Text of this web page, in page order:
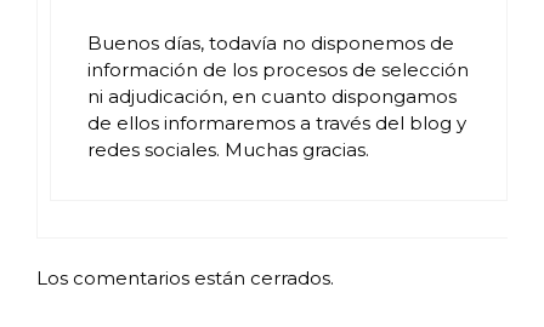
Buenos días, todavía no disponemos de
información de los procesos de selección
ni adjudicación, en cuanto dispongamos
de ellos informaremos a través del blog y
redes sociales. Muchas gracias.
Los comentarios están cerrados.